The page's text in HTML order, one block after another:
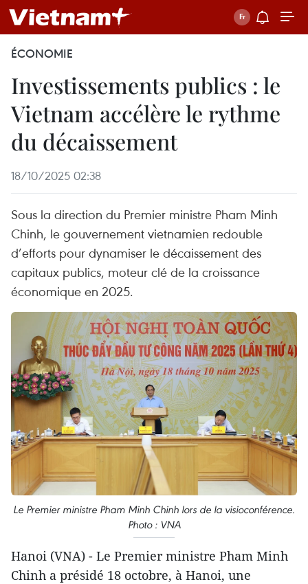
ÉCONOMIE
Investissements publics : le
Vietnam accélère le rythme
du décaissement
18/10/2025 02:38
Sous la direction du Premier ministre Pham Minh
Chinh, le gouvernement vietnamien redouble
d’efforts pour dynamiser le décaissement des
capitaux publics, moteur clé de la croissance
économique en 2025.
Le Premier ministre Pham Minh Chinh lors de la visioconférence.
Photo : VNA
Hanoi (VNA) - Le Premier ministre Pham Minh
Chinh a présidé 18 octobre, à Hanoi, une